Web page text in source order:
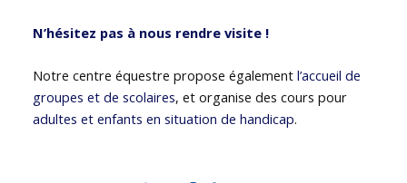
N’hésitez pas à nous rendre visite !
Notre centre équestre propose égalementl’accueil de
groupes et de scolaires, et organise des cours pour
adultes et enfants en situation de handicap.